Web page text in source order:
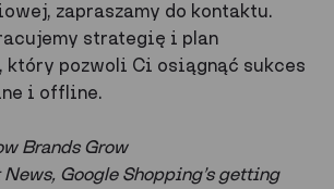
zapraszamy do kontaktu.
strategię i plan
który pozwoli Ci osiągnąć sukces
i offline.
Brands Grow
Google Shopping’s getting